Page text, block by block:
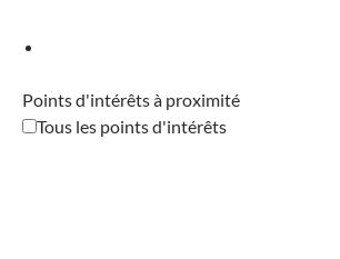
Points d'intérêts à proximité
Tous les points d'intérêts